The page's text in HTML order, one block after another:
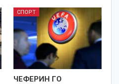
СПОРТ
ЧЕФЕРИН ГО